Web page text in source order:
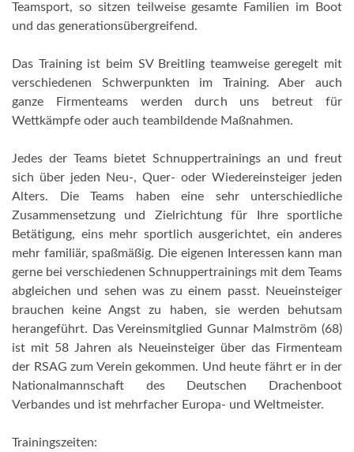
Teamsport, so sitzen teilweise gesamte Familien im Boot
und das generationsübergreifend.
Das Training ist beim SV Breitling teamweise geregelt mit
verschiedenen Schwerpunkten im Training. Aber auch
ganze Firmenteams werden durch uns betreut für
Wettkämpfe oder auch teambildende Maßnahmen.
Jedes der Teams bietet Schnuppertrainings an und freut
sich über jeden Neu-, Quer- oder Wiedereinsteiger jeden
Alters. Die Teams haben eine sehr unterschiedliche
Zusammensetzung und Zielrichtung für Ihre sportliche
Betätigung, eins mehr sportlich ausgerichtet, ein anderes
mehr familiär, spaßmäßig. Die eigenen Interessen kann man
gerne bei verschiedenen Schnuppertrainings mit dem Teams
abgleichen und sehen was zu einem passt. Neueinsteiger
brauchen keine Angst zu haben, sie werden behutsam
herangeführt. Das Vereinsmitglied Gunnar Malmström (68)
ist mit 58 Jahren als Neueinsteiger über das Firmenteam
der RSAG zum Verein gekommen. Und heute fährt er in der
Nationalmannschaft des Deutschen Drachenboot
Verbandes und ist mehrfacher Europa- und Weltmeister.
Trainingszeiten: